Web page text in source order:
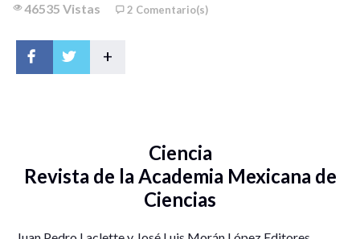
46535 Vistas 2 Comentario(s)
+
Ciencia
Revista de la Academia Mexicana de
Ciencias